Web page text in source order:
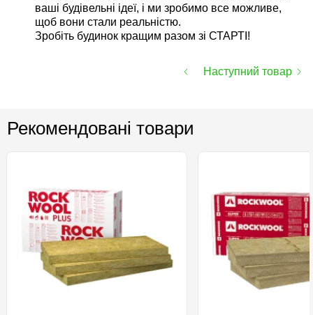
ваші будівельні ідеї, і ми зробимо все можливе,
щоб вони стали реальністю.
Зробіть будинок кращим разом зі СТАРТІ!
Наступний товар
Рекомендовані товари